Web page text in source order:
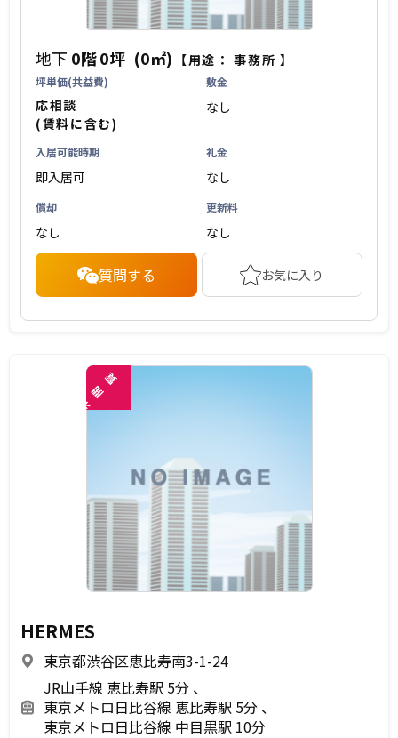
地下 0階0坪 (0㎡) 【用途：事務所 】
坪単価(共益費)
応相談
(賃料に含む)
敷金
なし
入居可能時期
即入居可
礼金
なし
償却
なし
更新料
なし
質問する お気に入り
未
閲
覧
HERMES
東京都渋谷区恵比寿南3-1-24
JR山手線 恵比寿駅 5分
東京メトロ日比谷線 恵比寿駅 5分
東京メトロ日比谷線 中目黒駅 10分